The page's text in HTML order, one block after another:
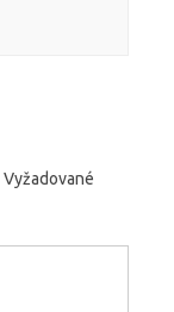
Vyžadované